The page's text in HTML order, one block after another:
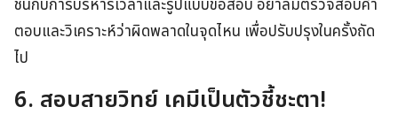
ชินกับการบริหารเวลาและรูปแบบข้อสอบ อย่าลืมตรวจสอบคำ
ตอบและวิเคราะห์ว่าผิดพลาดในจุดไหน เพื่อปรับปรุงในครั้งถัด
ไป
6. สอบสายวิทย์ เคมีเป็นตัวชี้ชะตา!